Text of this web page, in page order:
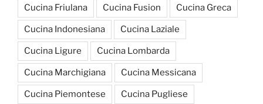
Cucina Friulana Cucina Fusion Cucina Greca
Cucina Indonesiana Cucina Laziale
Cucina Ligure Cucina Lombarda
Cucina Marchigiana Cucina Messicana
Cucina Piemontese Cucina Pugliese